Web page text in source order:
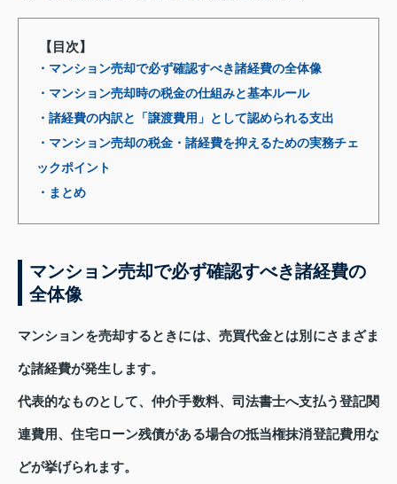
【目次】
・マンション売却で必ず確認すべき諸経費の全体像
・マンション売却時の税金の仕組みと基本ルール
・諸経費の内訳と「譲渡費用」として認められる支出
・マンション売却の税金・諸経費を抑えるための実務チェ
ックポイント
・まとめ
マンション売却で必ず確認すべき諸経費の
全体像
マンションを売却するときには、売買代金とは別にさまざま
な諸経費が発生します。
代表的なものとして、仲介手数料、司法書士へ支払う登記関
連費用、住宅ローン残債がある場合の抵当権抹消登記費用な
どが挙げられます。